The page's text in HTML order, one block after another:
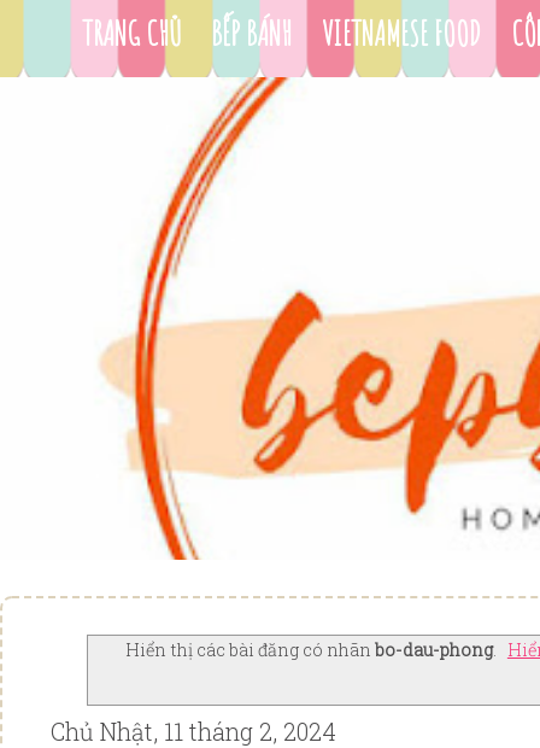
TRANG CHỦ BẾP BÁNH VIETNAMESE FOOD
Hiển thị các bài đăng có nhãnbo-dau-phong.
Chủ Nhật, 11 tháng 2, 2024